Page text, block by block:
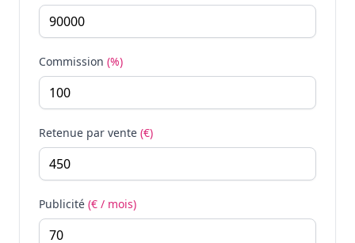
Commission (%)
Retenue par vente (€)
Publicité (€ / mois)